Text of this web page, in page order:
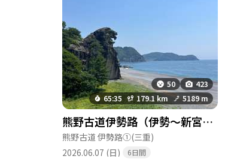
50
423
65:35
179.1 km 5189 m
熊野古道伊勢路（伊勢〜新宮） ⛺️⛺️⛺️
熊野古道 伊勢路①(三重)
2026.06.07 (日)
6日間